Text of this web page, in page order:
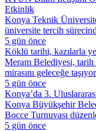
Etkinlik
Konya Teknik
üniversite tercih
5 gün önce
Köklü tarihi, kazılarla
Meram Belediyesi, tarih
mirasını geleceğe
5 gün önce
Konya’da 3.
Konya Büyükşehir
Bocce Turnuvası
5 gün önce